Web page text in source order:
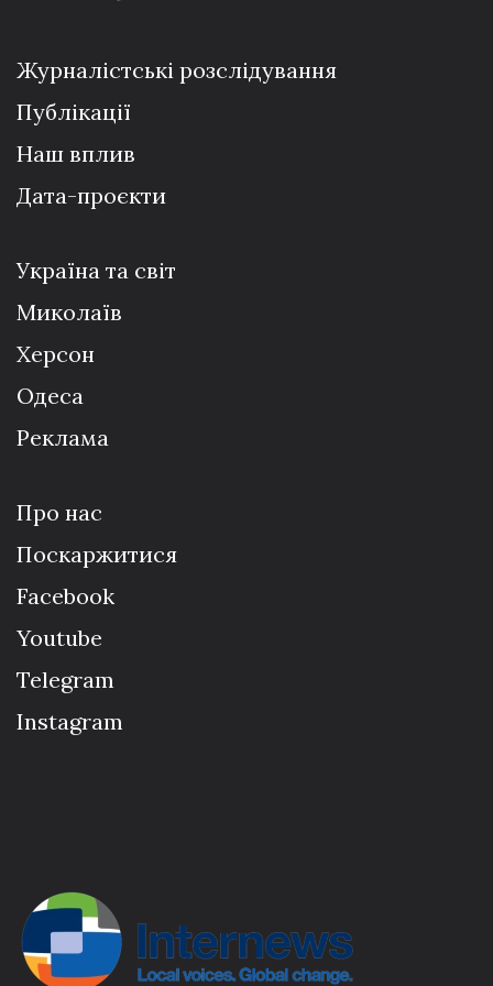
Журналістські розслідування
Публікації
Наш вплив
Дата-проєкти
Україна та світ
Миколаїв
Херсон
Одеса
Реклама
Про нас
Поскаржитися
Facebook
Youtube
Telegram
Instagram